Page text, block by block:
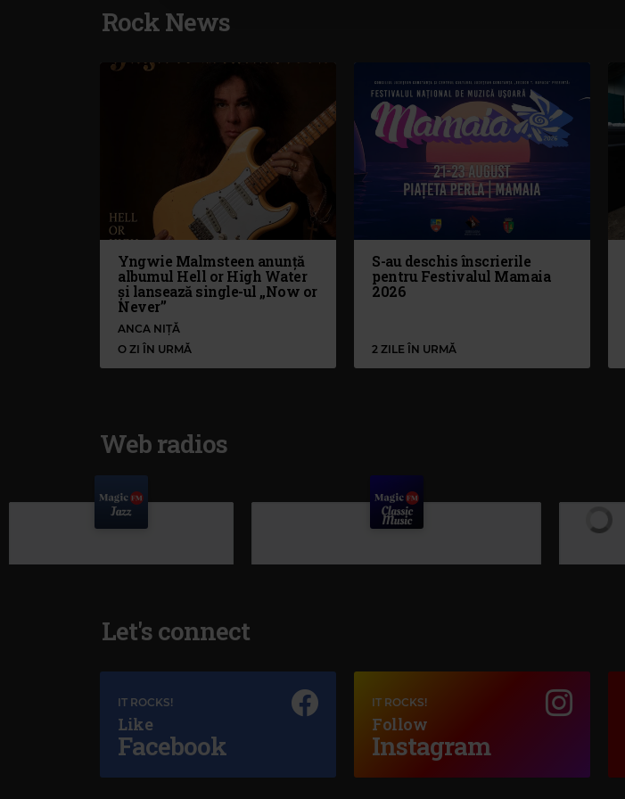
Rock News
Yngwie Malmsteen anunță
albumul Hell or High Water
și lansează single-ul „Now or
Never”
ANCA NIȚĂ
O ZI ÎN URMĂ
S-au deschis înscrierile
pentru Festivalul Mamaia
2026
2 ZILE ÎN URMĂ
Web radios
Magic Jazz
SARAH VAUGHAN–TIME AFTER TIME
Let's connect
IT ROCKS!
Like
Facebook
IT ROCKS!
Follow
Instagram